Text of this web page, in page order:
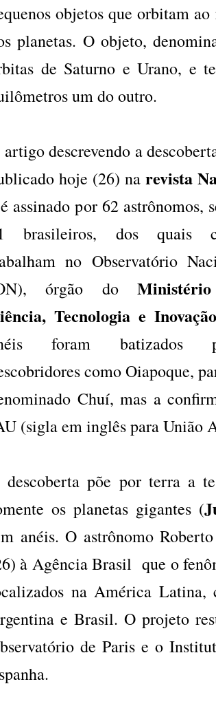
objetos que orbitam
planetas. O objeto,
de Saturno e Urano, e
um do outro.
artigo descrevendo a
hoje (26) na revista
assinado por 62 astrônomos,
brasileiros, dos quais
no Observatório
órgão do
Tecnologia e Inovação
foram batizados
como Oiapoque,
Chuí, mas a
(sigla em inglês para União
põe por terra a
os planetas gigantes (
anéis. O astrônomo
à Agência Brasil que o
na América Latina,
e Brasil. O projeto
de Paris e o